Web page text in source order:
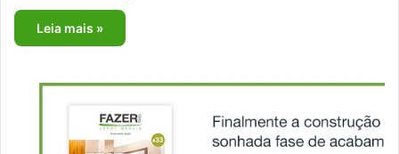
Leia mais »